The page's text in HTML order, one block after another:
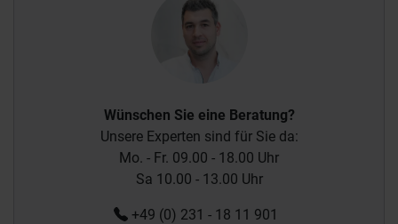
Wünschen Sie eine Beratung?
Unsere Experten sind für Sie da:
Mo. - Fr. 09.00 - 18.00 Uhr
Sa 10.00 - 13.00 Uhr
+49 (0) 231 - 18 11 901